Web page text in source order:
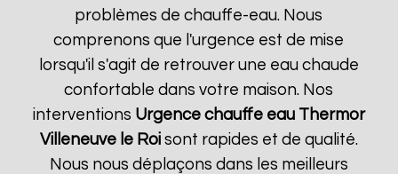
problèmes de chauffe-eau. Nous
comprenons que l'urgence est de mise
lorsqu'il s'agit de retrouver une eau chaude
confortable dans votre maison. Nos
interventions Urgence chauffe eau Thermor
Villeneuve le Roisont rapides et de qualité.
Nous nous déplaçons dans les meilleurs